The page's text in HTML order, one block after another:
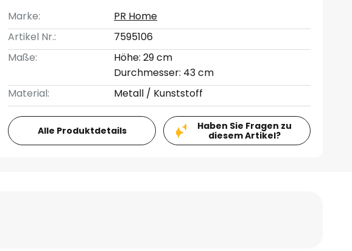
Marke:
PR Home
Artikel Nr.:
7595106
Maße:
Höhe: 29 cm
Durchmesser: 43 cm
Material:
Metall / Kunststoff
Alle Produktdetails
Haben Sie Fragen zu
diesem Artikel?